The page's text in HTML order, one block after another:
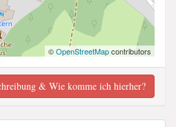
©OpenStreetMapcontributors
& Wie komme ich hierher?